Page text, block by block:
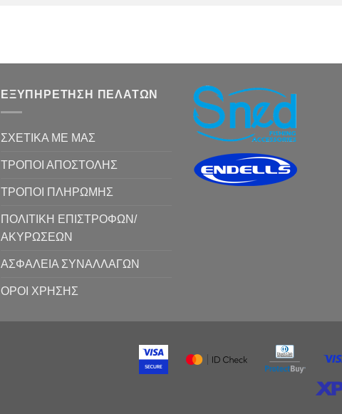
ΕΞΥΠΗΡΕΤΗΣΗ ΠΕΛΑΤΩΝ
ΣΧΕΤΙΚΑ ΜΕ ΜΑΣ
ΤΡΟΠΟΙ ΑΠΟΣΤΟΛΗΣ
ΤΡΟΠΟΙ ΠΛΗΡΩΜΗΣ
ΠΟΛΙΤΙΚΗ ΕΠΙΣΤΡΟΦΩΝ/
ΑΚΥΡΩΣΕΩΝ
ΑΣΦΑΛΕΙΑ ΣΥΝΑΛΛΑΓΩΝ
ΟΡΟΙ ΧΡΗΣΗΣ